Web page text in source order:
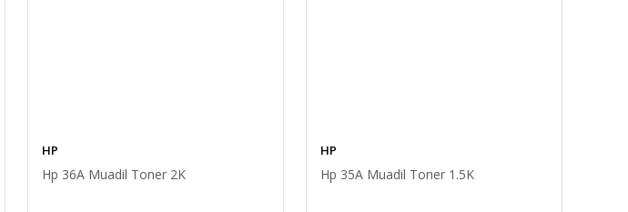
HP
Hp 36A Muadil Toner 2K
HP
Hp 35A Muadil Toner 1.5K